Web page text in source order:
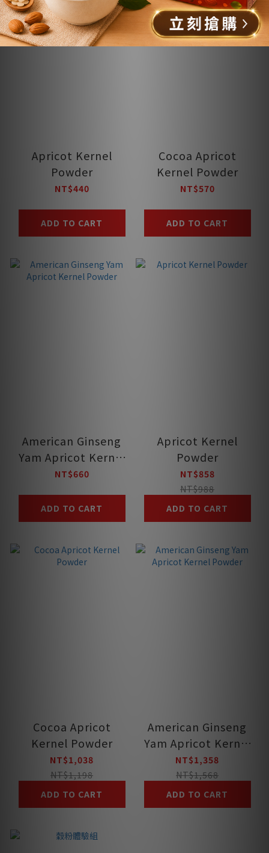
Apricot Kernel
Powder
NT$440
ADD TO CART
Cocoa Apricot
Kernel Powder
NT$570
ADD TO CART
American Ginseng
Yam Apricot Kernel
Powder
NT$660
ADD TO CART
Apricot Kernel
Powder
NT$858
NT$988
ADD TO CART
Cocoa Apricot
Kernel Powder
NT$1,038
NT$1,198
ADD TO CART
American Ginseng
Yam Apricot Kernel
Powder
NT$1,358
NT$1,568
ADD TO CART